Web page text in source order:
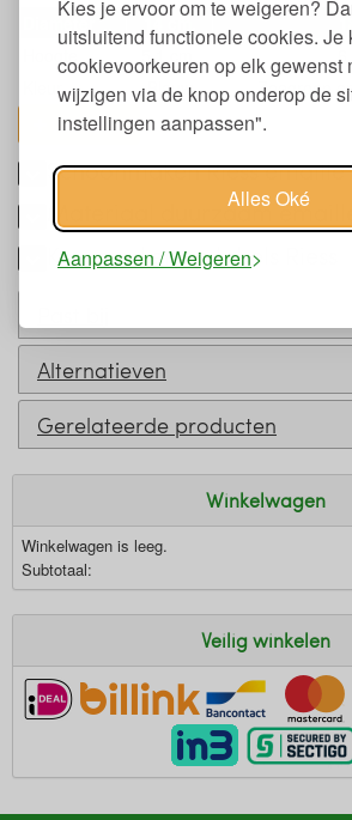
Kies je ervoor om te weigeren?
uitsluitend functionele cookies. Je
cookievoorkeuren op elk gewenst
wijzigen via de knop onderop de
instellingen aanpassen".
Alles Oké
Aanpassen / Weigeren
Diameter
14 cm.
5,1 cm.
Kleur
Blauw
Zeegroen
toon alles
Schoonmaken Riess
Materiaal duurzaam
Keurmerken en labels Riess
Alternatieven
Gerelateerde producten
Winkelwagen
Winkelwagen is leeg.
Subtotaal:
Veilig winkelen